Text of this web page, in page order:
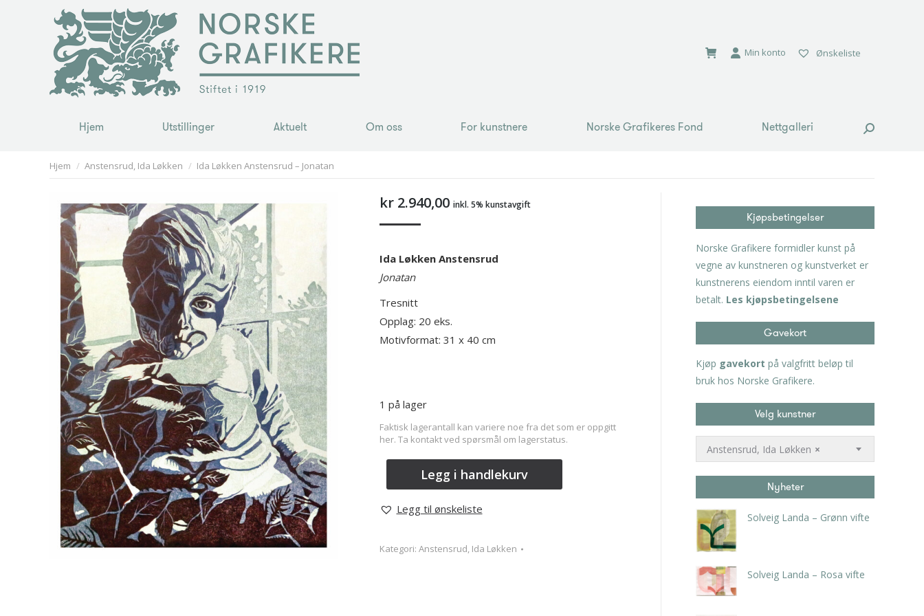
Min konto Ønskeliste
Hjem Utstillinger Aktuelt Om oss For kunstnere Norske Grafikeres Fond Nettgalleri Search:
You are here:
Hjem Anstensrud, Ida Løkken Ida Løkken Anstensrud – Jonatan
kr2.940,00 inkl. 5% kunstavgift
Ida Løkken Anstensrud
Jonatan
Tresnitt
Opplag: 20 eks.
Motivformat: 31 x 40 cm
1 på lager
Faktisk lagerantall kan variere noe fra det som er oppgitt
her. Ta kontakt ved spørsmål om lagerstatus.
Legg i handlekurv
Legg til ønskeliste
Kategori: Anstensrud, Ida Løkken
Kjøpsbetingelser
Norske Grafikere formidler kunst på
vegne av kunstneren og kunstverket er
kunstnerens eiendom inntil varen er
betalt. Les kjøpsbetingelsene
Gavekort
Kjøp gavekort på valgfritt beløp til
bruk hos Norske Grafikere.
Velg kunstner
×
Anstensrud, Ida Løkken
Nyheter
Solveig Landa – Grønn vifte
Solveig Landa – Rosa vifte
Hjem Utstillinger Aktuelt